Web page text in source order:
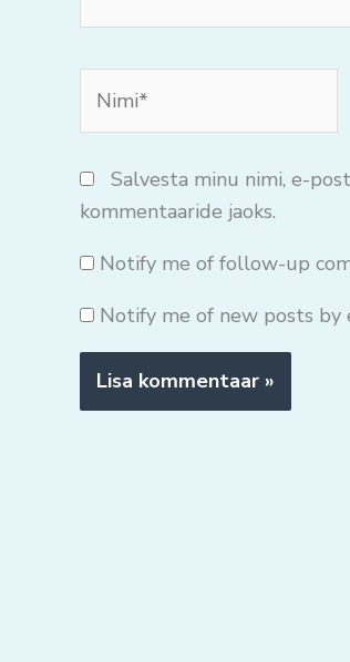
Salvesta minu nimi, e-
kommentaaride jaoks.
Notify me of follow-up
Notify me of new posts by